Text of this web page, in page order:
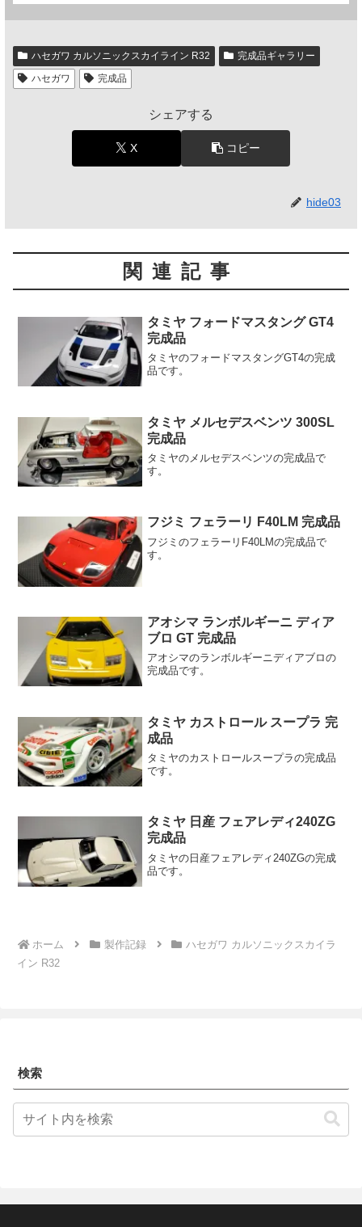
ハセガワ カルソニックスカイライン R32
完成品ギャラリー
ハセガワ
完成品
シェアする
X コピー
hide03
関連記事
タミヤ フォードマスタング GT4
完成品
タミヤのフォードマスタングGT4の完成
品です。
タミヤ メルセデスベンツ 300SL
完成品
タミヤのメルセデスベンツの完成品で
す。
フジミ フェラーリ F40LM 完成品
フジミのフェラーリF40LMの完成品で
す。
アオシマ ランボルギーニ ディア
ブロ GT 完成品
アオシマのランボルギーニディアブロの
完成品です。
タミヤ カストロール スープラ 完
成品
タミヤのカストロールスープラの完成品
です。
タミヤ 日産 フェアレディ240ZG
完成品
タミヤの日産フェアレディ240ZGの完成
品です。
ホーム 製作記録
ハセガワ カルソニックスカイラ
イン R32
検索